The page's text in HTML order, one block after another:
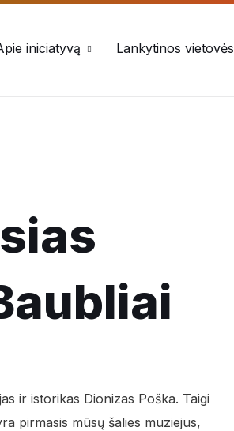
iniciatyvą Lankytinos vietovės
ir istorikas Dionizas Poška. Taigi
pirmasis mūsų šalies muziejus,